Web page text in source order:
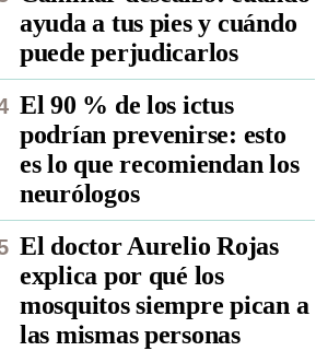
ayuda a tus pies y cuándo
puede perjudicarlos
El 90 % de los ictus
podrían prevenirse: esto
es lo que recomiendan los
neurólogos
El doctor Aurelio Rojas
explica por qué los
mosquitos siempre pican a
las mismas personas